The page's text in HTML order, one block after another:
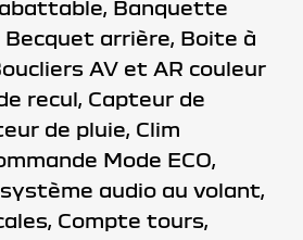
Banquette
Becquet arrière, Boite à
AV et AR couleur
recul, Capteur de
de pluie, Clim
Mode ECO,
audio au volant,
Compte tours,